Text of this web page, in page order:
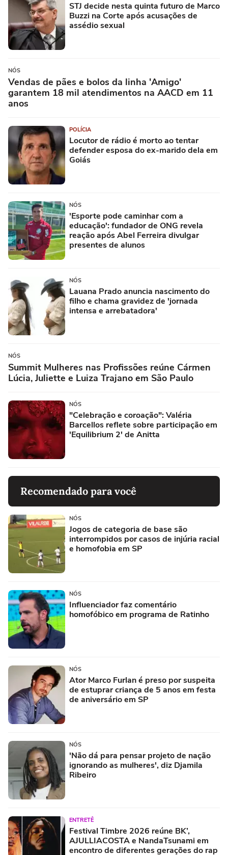
STJ decide nesta quinta futuro de Marco
Buzzi na Corte após acusações de
assédio sexual
NÓS
Vendas de pães e bolos da linha 'Amigo'
garantem 18 mil atendimentos na AACD em 11
anos
POLÍCIA
Locutor de rádio é morto ao tentar
defender esposa do ex-marido dela em
Goiás
NÓS
'Esporte pode caminhar com a
educação': fundador de ONG revela
reação após Abel Ferreira divulgar
presentes de alunos
NÓS
Lauana Prado anuncia nascimento do
filho e chama gravidez de 'jornada
intensa e arrebatadora'
NÓS
Summit Mulheres nas Profissões reúne Cármen
Lúcia, Juliette e Luiza Trajano em São Paulo
NÓS
"Celebração e coroação": Valéria
Barcellos reflete sobre participação em
'Equilibrium 2' de Anitta
Recomendado para você
NÓS
Jogos de categoria de base são
interrompidos por casos de injúria racial
e homofobia em SP
NÓS
Influenciador faz comentário
homofóbico em programa de Ratinho
NÓS
Ator Marco Furlan é preso por suspeita
de estuprar criança de 5 anos em festa
de aniversário em SP
NÓS
'Não dá para pensar projeto de nação
ignorando as mulheres', diz Djamila
Ribeiro
ENTRETÊ
Festival Timbre 2026 reúne BK’,
AJULLIACOSTA e NandaTsunami em
encontro de diferentes gerações do rap